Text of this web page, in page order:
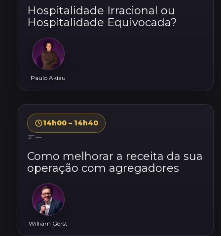
Hospitalidade Irracional ou
Hospitalidade Equivocada?
Paulo Akiau
14h00 – 14h40
—
Como melhorar a receita da sua
operação com agregadores
William Gerst